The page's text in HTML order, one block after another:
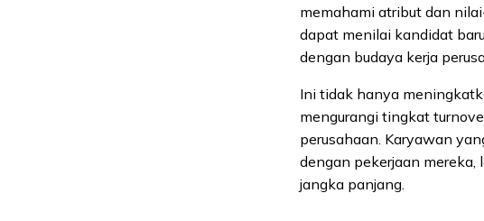
memahami atribut dan
dapat menilai kandidat
dengan budaya kerja
Ini tidak hanya
mengurangi tingkat
perusahaan. Karyawan
dengan pekerjaan
jangka panjang.